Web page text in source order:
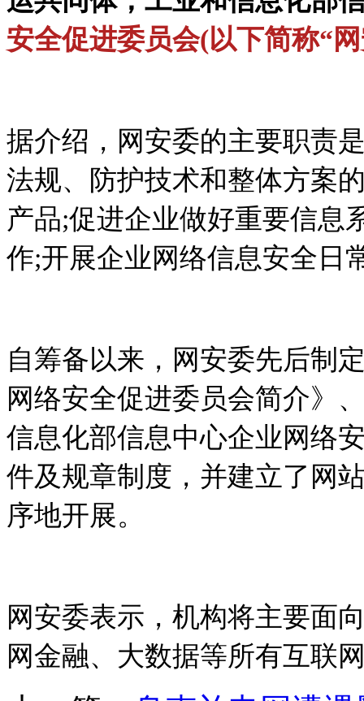
安全促进委员会(以下简称“
据介绍，网安委的主要职责
法规、防护技术和整体方案
产品;促进企业做好重要信息
作;开展企业网络信息安全日
自筹备以来，网安委先后制
网络安全促进委员会简介》
信息化部信息中心企业网络
件及规章制度，并建立了网
序地开展。
网安委表示，机构将主要面
网金融、大数据等所有互联